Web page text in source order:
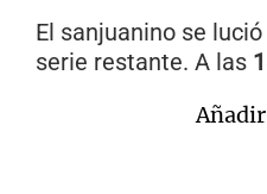
El sanjuanino se
serie restante. A las
Añadir